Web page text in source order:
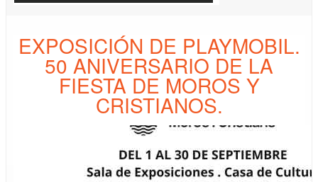
EXPOSICIÓN DE PLAYMOBIL.
50 ANIVERSARIO DE LA
FIESTA DE MOROS Y
CRISTIANOS.